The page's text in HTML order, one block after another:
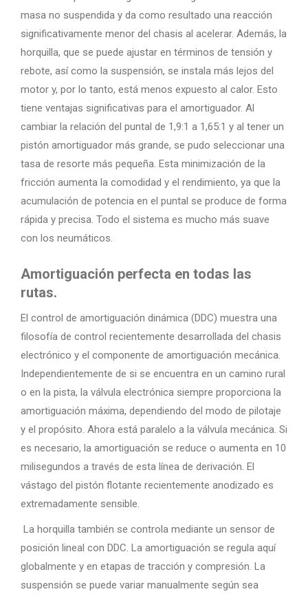
masa no suspendida y da como resultado una reacción
significativamente menor del chasis al acelerar. Además, la
horquilla, que se puede ajustar en términos de tensión y
rebote, así como la suspensión, se instala más lejos del
motor y, por lo tanto, está menos expuesto al calor. Esto
tiene ventajas significativas para el amortiguador. Al
cambiar la relación del puntal de 1,9:1 a 1,65:1 y al tener un
pistón amortiguador más grande, se pudo seleccionar una
tasa de resorte más pequeña. Esta minimización de la
fricción aumenta la comodidad y el rendimiento, ya que la
acumulación de potencia en el puntal se produce de forma
rápida y precisa. Todo el sistema es mucho más suave
con los neumáticos.
Amortiguación perfecta en todas las
rutas.
El control de amortiguación dinámica (DDC) muestra una
filosofía de control recientemente desarrollada del chasis
electrónico y el componente de amortiguación mecánica.
Independientemente de si se encuentra en un camino rural
o en la pista, la válvula electrónica siempre proporciona la
amortiguación máxima, dependiendo del modo de pilotaje
y el propósito. Ahora está paralelo a la válvula mecánica. Si
es necesario, la amortiguación se reduce o aumenta en 10
milisegundos a través de esta línea de derivación. El
vástago del pistón flotante recientemente anodizado es
extremadamente sensible.
La horquilla también se controla mediante un sensor de
posición lineal con DDC. La amortiguación se regula aquí
globalmente y en etapas de tracción y compresión. La
suspensión se puede variar manualmente según sea